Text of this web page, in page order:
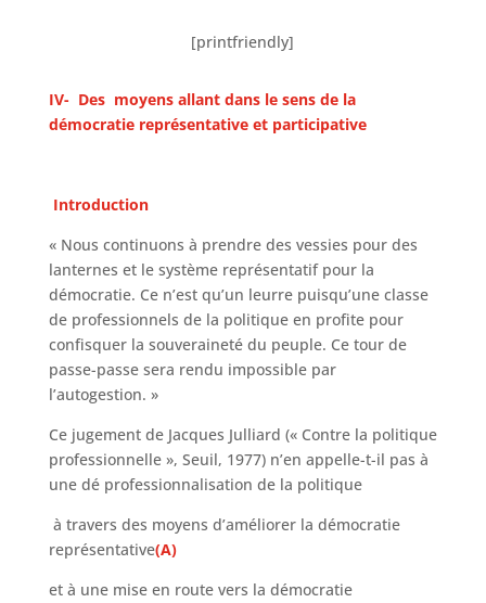
[printfriendly]
IV- Des moyens allant dans le sens de la
démocratie représentative et participative
Introduction
« Nous continuons à prendre des vessies pour des
lanternes et le système représentatif pour la
démocratie. Ce n’est qu’un leurre puisqu’une classe
de professionnels de la politique en profite pour
confisquer la souveraineté du peuple. Ce tour de
passe-passe sera rendu impossible par
l’autogestion. »
Ce jugement de Jacques Julliard (« Contre la politique
professionnelle », Seuil, 1977) n’en appelle-t-il pas à
une dé professionnalisation de la politique
à travers des moyens d’améliorer la démocratie
représentative(A)
et à une mise en route vers la démocratie